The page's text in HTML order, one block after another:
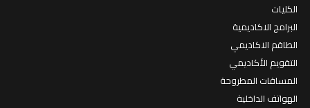
الكليات
البرامج الاكاديمية
الطاقم الاكاديمي
التقويم الأكاديمي
المساقات المطروحة
الهواتف الداخلية